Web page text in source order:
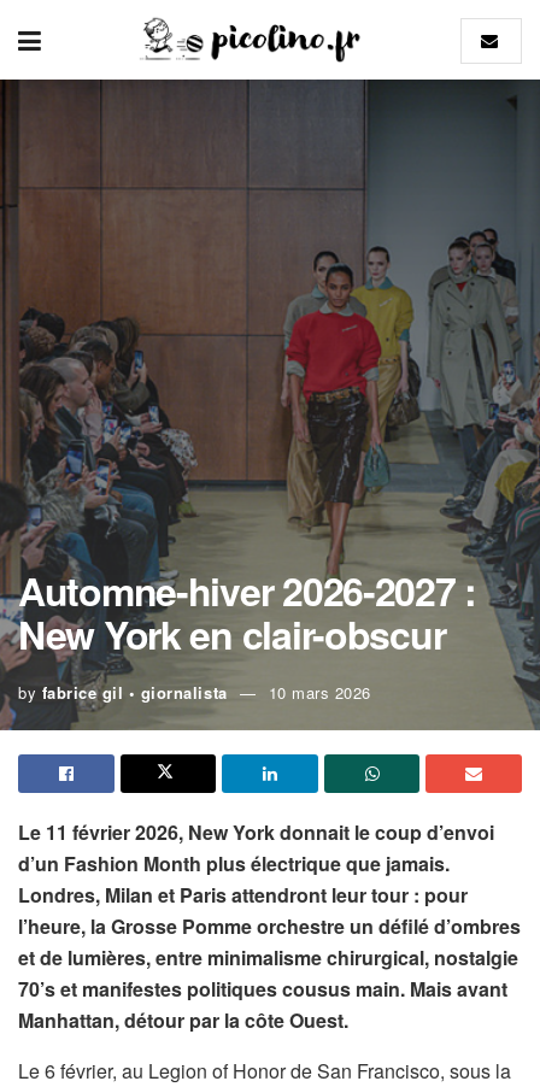
Automne-hiver 2026-2027 :
New York en clair-obscur
by fabrice gil • giornalista 10 mars 2026
Le 11 février 2026, New York donnait le coup d’envoi
d’un Fashion Month plus électrique que jamais.
Londres, Milan et Paris attendront leur tour : pour
l’heure, la Grosse Pomme orchestre un défilé d’ombres
et de lumières, entre minimalisme chirurgical, nostalgie
70’s et manifestes politiques cousus main. Mais avant
Manhattan, détour par la côte Ouest.
Le 6 février, au Legion of Honor de San Francisco, sous la